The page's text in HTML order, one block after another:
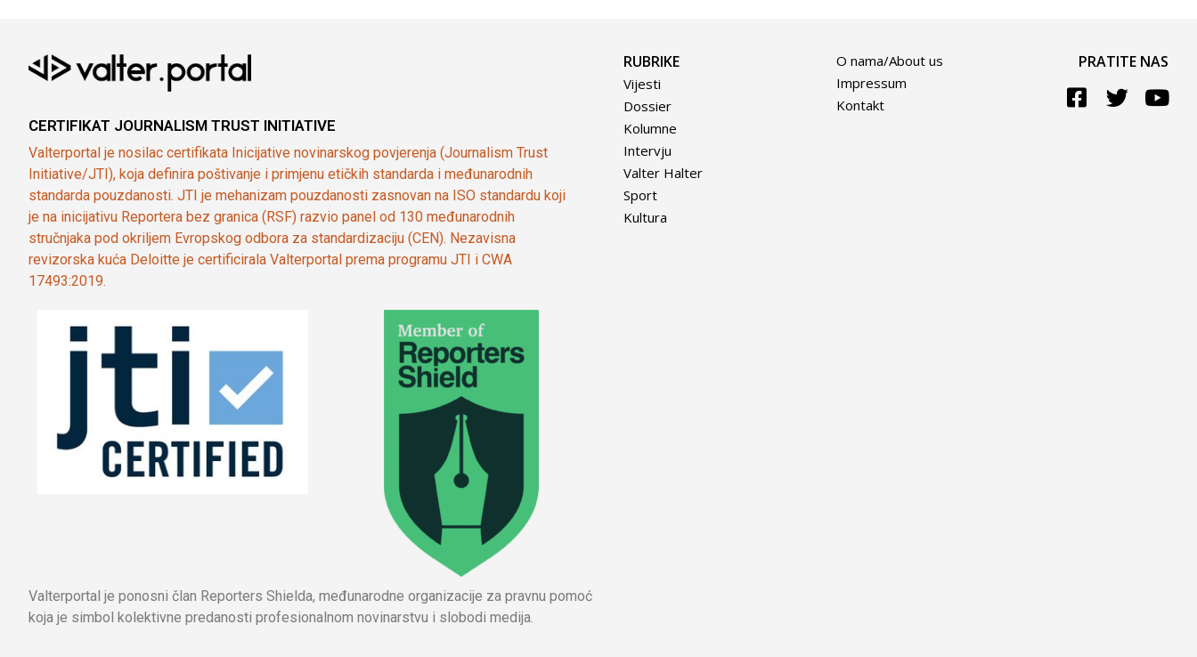
CERTIFIKAT JOURNALISM TRUST INITIATIVE
Valterportal je nosilac certifikata Inicijative novinarskog povjerenja (Journalism Trust
Initiative/JTI), koja definira poštivanje i primjenu etičkih standarda i međunarodnih
standarda pouzdanosti. JTI je mehanizam pouzdanosti zasnovan na ISO standardu koji
je na inicijativu Reportera bez granica (RSF) razvio panel od 130 međunarodnih
stručnjaka pod okriljem Evropskog odbora za standardizaciju (CEN). Nezavisna
revizorska kuća Deloitte je certificirala Valterportal prema programu JTI i CWA
17493:2019.
Valterportal je ponosni član Reporters Shielda, međunarodne organizacije za pravnu pomoć
koja je simbol kolektivne predanosti profesionalnom novinarstvu i slobodi medija.
RUBRIKE
Vijesti
Dossier
Kolumne
Intervju
Valter Halter
Sport
Kultura
O nama/About us
Impressum
Kontakt
PRATITE NAS